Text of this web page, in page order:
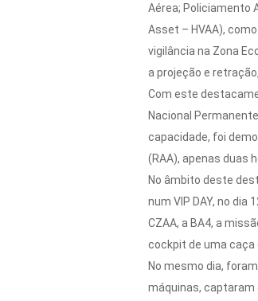
Aérea; Policiamento
Asset – HVAA),
vigilância na Zona
a projeção e
Com este
Nacional
capacidade, foi
(RAA), apenas duas
No âmbito deste
num VIP DAY, no
CZAA, a BA4, a
cockpit de uma
No mesmo dia,
máquinas, captaram